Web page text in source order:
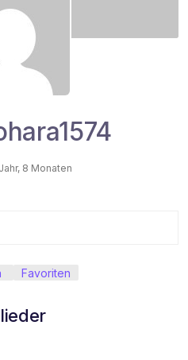
8 Monaten
Favoriten